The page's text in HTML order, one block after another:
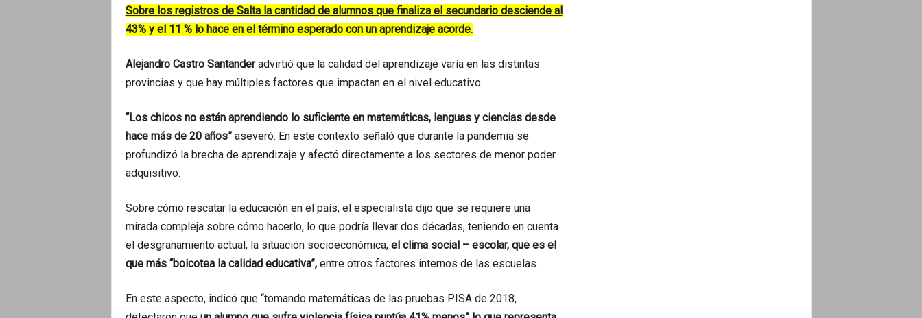
Sobre los registros de Salta la cantidad de alumnos que finaliza el secundario desciende al
43% y el 11 % lo hace en el término esperado con un aprendizaje acorde.
Alejandro Castro Santanderadvirtió que la calidad del aprendizaje varía en las distintas
provincias y que hay múltiples factores que impactan en el nivel educativo.
“Los chicos no están aprendiendo lo suficiente en matemáticas, lenguas y ciencias desde
hace más de 20 años”aseveró. En este contexto señaló que durante la pandemia se
profundizó la brecha de aprendizaje y afectó directamente a los sectores de menor poder
adquisitivo.
Sobre cómo rescatar la educación en el país, el especialista dijo que se requiere una
mirada compleja sobre cómo hacerlo, lo que podría llevar dos décadas, teniendo en cuenta
el desgranamiento actual, la situación socioeconómica, el clima social – escolar, que es el
que más “boicotea la calidad educativa”,entre otros factores internos de las escuelas.
En este aspecto, indicó que “tomando matemáticas de las pruebas PISA de 2018,